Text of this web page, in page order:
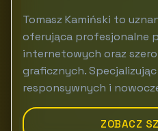
Tomasz Kamiński to
oferująca profesjonalne
internetowych oraz
graficznych.
responsywnych i
ZOBACZ